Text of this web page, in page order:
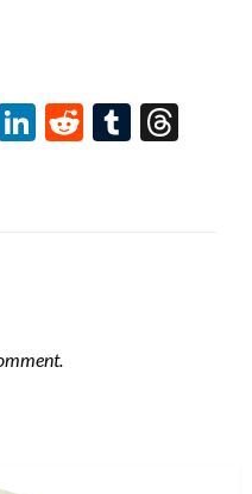
LinkedIn
RedditTumblr